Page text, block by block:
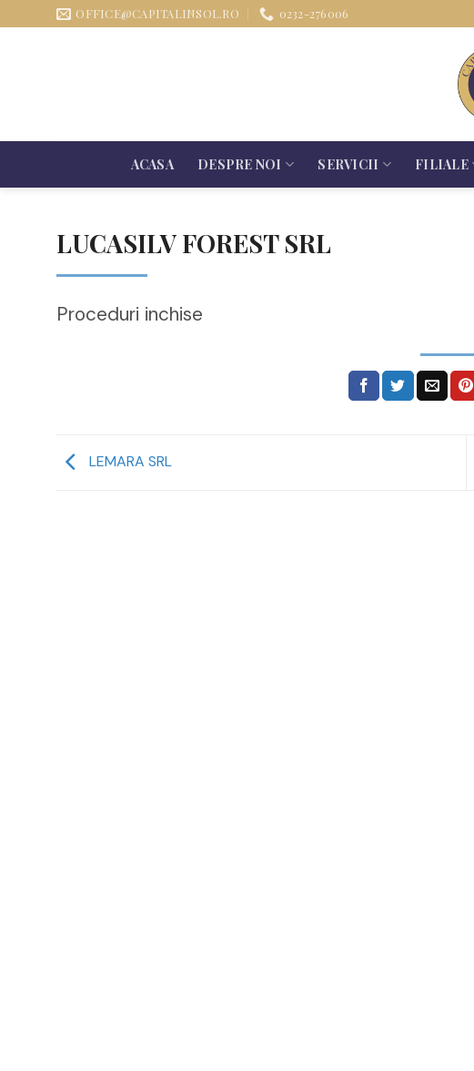
OFFICE@CAPITALINSOL.RO 0232-276006
ACASA DESPRE NOI SERVICII FILIALE
LUCASILV FOREST SRL
Proceduri inchise
LEMARA SRL